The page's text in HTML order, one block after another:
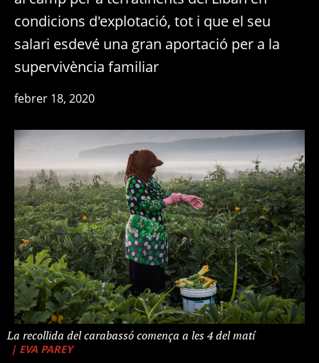
condicions d'explotació, tot i que el seu
salari esdevé una gran aportació per a la
supervivència familiar
febrer 18, 2020
La recollida del carabassó comença a les 4 del matí
| EVA PAREY